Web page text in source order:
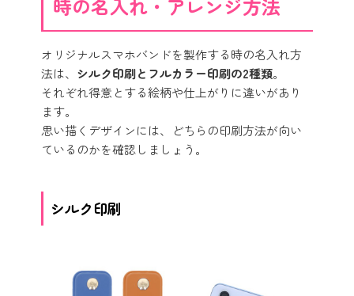
時の名入れ・アレンジ方法
オリジナルスマホバンドを製作する時の名入れ方
法は、 シルク印刷とフルカラー印刷の2種類。
それぞれ得意とする絵柄や仕上がりに違いがあり
ます。
思い描くデザインには、どちらの印刷方法が向い
ているのかを確認しましょう。
シルク印刷